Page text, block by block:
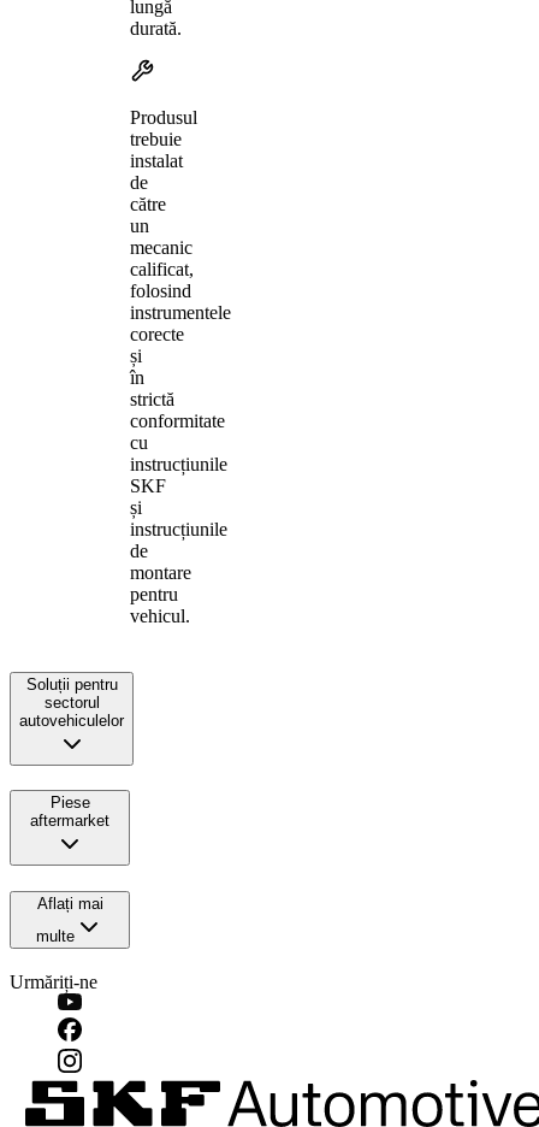
lungă
durată.
Produsul
trebuie
instalat
de
către
un
mecanic
calificat,
folosind
instrumentele
corecte
și
în
strictă
conformitate
cu
instrucțiunile
SKF
și
instrucțiunile
de
montare
pentru
vehicul.
Soluții pentru
sectorul
autovehiculelor
Piese
aftermarket
Aflați mai
multe
Urmăriți-ne